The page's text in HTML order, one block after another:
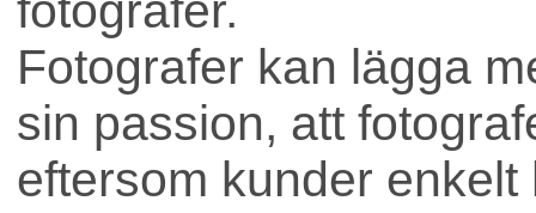
fotografer.
Fotografer kan lägga
sin passion, att
eftersom kunder enkelt